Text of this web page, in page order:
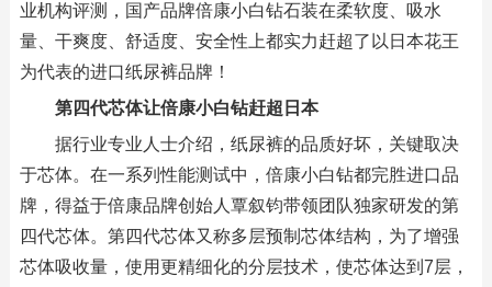
业机构评测，国产品牌倍康小白钻石装在柔软度、吸水
量、干爽度、舒适度、安全性上都实力赶超了以日本花王
为代表的进口纸尿裤品牌！
第四代芯体让倍康小白钻赶超日本
据行业专业人士介绍，纸尿裤的品质好坏，关键取决
于芯体。在一系列性能测试中，倍康小白钻都完胜进口品
牌，得益于倍康品牌创始人覃叙钧带领团队独家研发的第
四代芯体。第四代芯体又称多层预制芯体结构，为了增强
芯体吸收量，使用更精细化的分层技术，使芯体达到7层，